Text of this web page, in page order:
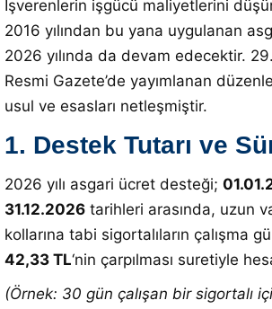
İşverenlerin işgücü maliyetlerini
2016 yılından bu yana uygulanan
2026 yılında da devam edecektir.
Resmi Gazete’de yayımlanan
usul ve esasları netleşmiştir.
1. Destek Tutarı ve
2026 yılı asgari ücret desteği;
31.12.2026 tarihleri arasında, uzun
kollarına tabi sigortalıların çalışma
42,33 TL‘nin çarpılması suretiyle
(Örnek: 30 gün çalışan bir sigortalı